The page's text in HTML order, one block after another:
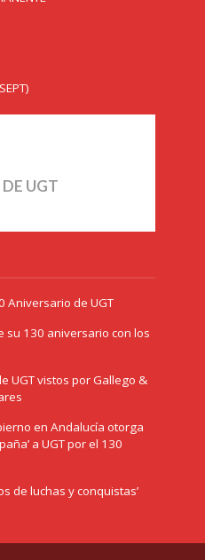
UGT
Aniversario de UGT
su 130 aniversario con los
UGT vistos por Gallego &
en Andalucía otorga
a UGT por el 130
de luchas y conquistas’